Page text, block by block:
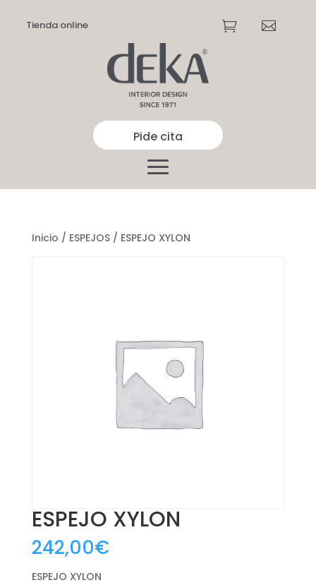
Tienda online  
Pide cita
Inicio / ESPEJOS/ ESPEJO XYLON
ESPEJO XYLON
242,00€
ESPEJO XYLON